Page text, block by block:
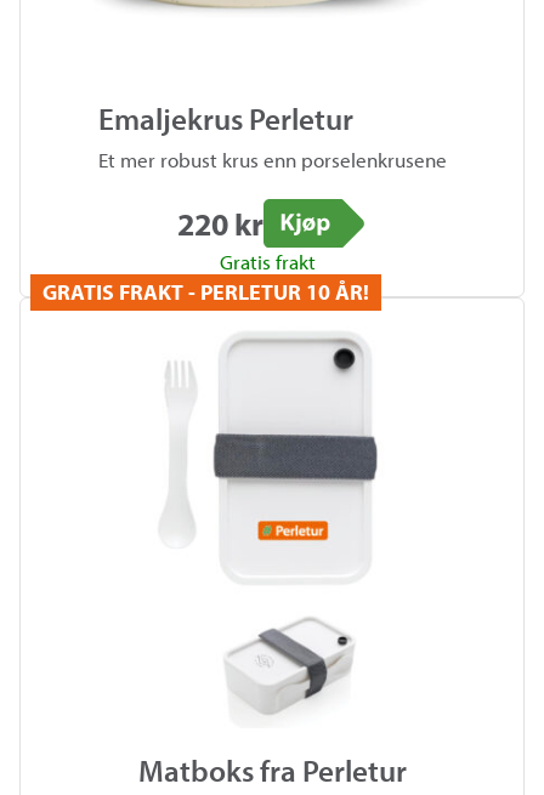
Emaljekrus Perletur
Et mer robust krus enn porselenkrusene
220 kr
Kjøp
Gratis frakt
Matboks fra Perletur
GRATIS FRAKT - PERLETUR 10 ÅR!